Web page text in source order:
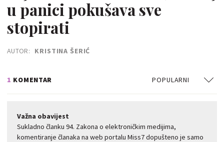
u panici pokušava sve
stopirati
AUTOR: KRISTINA ŠERIĆ
1 KOMENTAR POPULARNI
Važna obavijest
Sukladno članku 94. Zakona o elektroničkim medijima,
komentiranje članaka na web portalu Miss7 dopušteno je samo